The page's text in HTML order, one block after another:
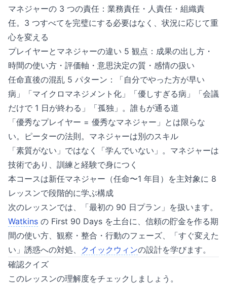
マネジャーの 3 つの責任：業務責任・人責任・組織責
任。3 つすべてを完璧にする必要はなく、状況に応じて重
心を変える
プレイヤーとマネジャーの違い 5 観点：成果の出し方・
時間の使い方・評価軸・意思決定の質・感情の扱い
任命直後の混乱 5 パターン：「自分でやった方が早い
病」「マイクロマネジメント化」「優しすぎる病」「会議
だけで 1 日が終わる」「孤独」。誰もが通る道
「優秀なプレイヤー = 優秀なマネジャー」とは限らな
い。ピーターの法則。マネジャーは別のスキル
「素質がない」ではなく「学んでいない」。マネジャーは
技術であり、訓練と経験で身につく
本コースは新任マネジャー（任命〜1 年目）を主対象に 8
レッスンで段階的に学ぶ構成
次のレッスンでは、「最初の 90 日プラン」を扱います。
Watkins の First 90 Days を土台に、信頼の貯金を作る期
間の使い方、観察・整合・行動のフェーズ、「すぐ変えた
い」誘惑への対処、 クイックウィンの設計を学びます。
確認クイズ
このレッスンの理解度をチェックしましょう。